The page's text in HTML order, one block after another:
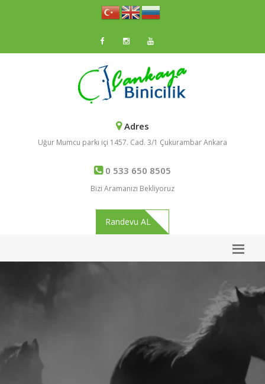
Adres
Uğur Mumcu parkı içi 1457. Cad. 3/1 Çukurambar Ankara
0 533 650 8505
Bizi Aramanızı Bekliyoruz
Randevu AL